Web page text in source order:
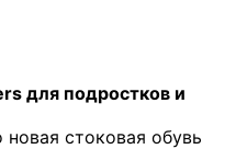
для подростков и
стоковая обувь